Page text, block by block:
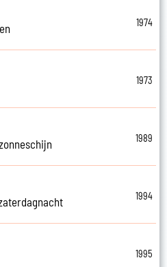
1974
1973
1989
1994
1995